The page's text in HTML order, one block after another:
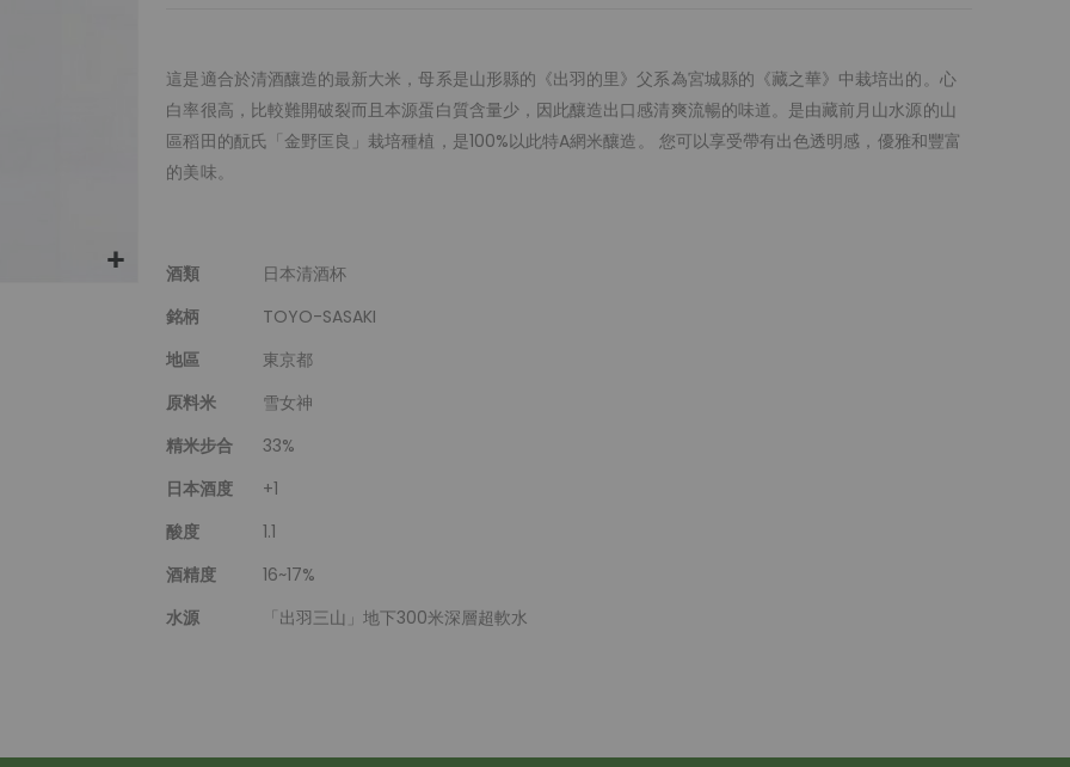
這是適合於清酒釀造的最新大米，母系是山形縣的《出羽的里》父系為宮城縣的《藏之華》中栽培出的。心
白率很高，比較難開破裂而且本源蛋白質含量少，因此釀造出口感清爽流暢的味道。是由藏前月山水源的山
區稻田的酛氏「金野匡良」栽培種植，是100%以此特A網米釀造。 您可以享受帶有出色透明感，優雅和豐富
的美味。
更
信
息
酒類
日本清酒杯
銘柄
TOYO-SASAKI
地區
東京都
原料米
雪女神
精米步合
33%
日本酒度
+1
酸度
1.1
酒精度
16~17%
水源
「出羽三山」地下300米深層超軟水